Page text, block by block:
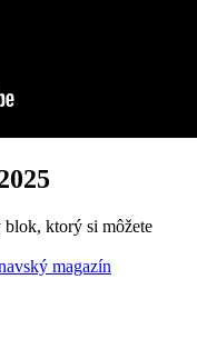
ktorý si môžete
magazín